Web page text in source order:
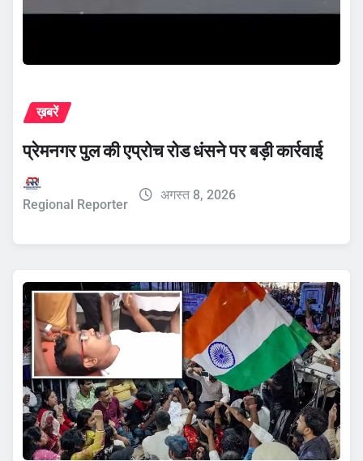
ख़बरें
प्रेमनगर पुल की एप्रोच रोड धंसने पर बड़ी कार्रवाई
Regional Reporter
अगस्त 8, 2026